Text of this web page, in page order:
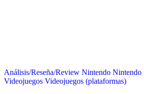
Análisis/Reseña/Review Nintendo Nintendo
Videojuegos Videojuegos (plataformas)